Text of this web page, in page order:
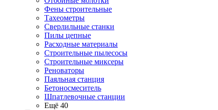
Фены строительные
Тахеометры
Сверлильные станки
Пилы цепные
Расходные материалы
Строительные пылесосы
Строительные миксеры
Реноваторы
Паяльная станция
Бетоносмеситель
Шпатлевочные станции
Ещё 40